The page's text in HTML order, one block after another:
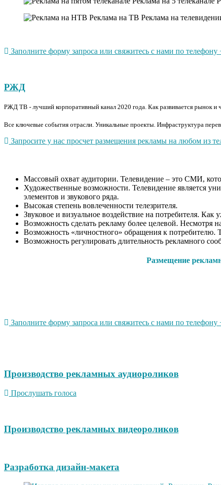
Заполните форму запроса или свяжитесь с нами по
РЖД
РЖД ТВ - лучший корпоративный канал 2020 года. Как развивается рынок и
Все ключевые события отрасли. Уникальные проекты. Инфраструктура
Запросите у нас просчет размещения рекламы на любом из
Массовый охват аудитории. Телевидение – это СМИ,
Художественные возможности. Телевидение является
элементов и звукового ряда.
Высокая степень вовлеченности телезрителя.
Звуковое и визуальное воздействие на потребителя.
Возможность сделать рекламу более целевой. Несмотря
Возможность «личностного» обращения к потребителю.
Возможность регулировать длительность рекламного
Размещение
Заполните форму запроса или свяжитесь с нами по
Производство рекламных аудиороликов
Прослушать голоса
Производство рекламных видеороликов
Разработка дизайн-макета